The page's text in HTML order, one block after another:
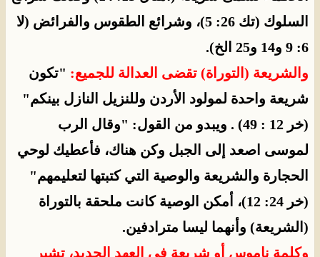
السلوك (تك 26: 5)، وشرائع الطقوس والفرائض (لا
6: 9 و14 و25 الخ).
والشريعة (التوراة) تقضى العدالة للجميع: "تكون
شريعة واحدة لمولود الأردن وللنزيل النازل بينكم"
(خر 12 : 49) . ويبدو من القول: "وقال الرب
لموسى اصعد إلى الجبل وكن هناك، فأعطيك لوحي
الحجارة والشريعة والوصية التي كتبتها لتعليمهم"
(خر 24: 12)، أمكن الوصية كانت ملحقة بالتوراة
(الشريعة) وأنهما ليسا مترادفين.
وكلمة ناموس أو شريعة في العهد الجديد، تشير